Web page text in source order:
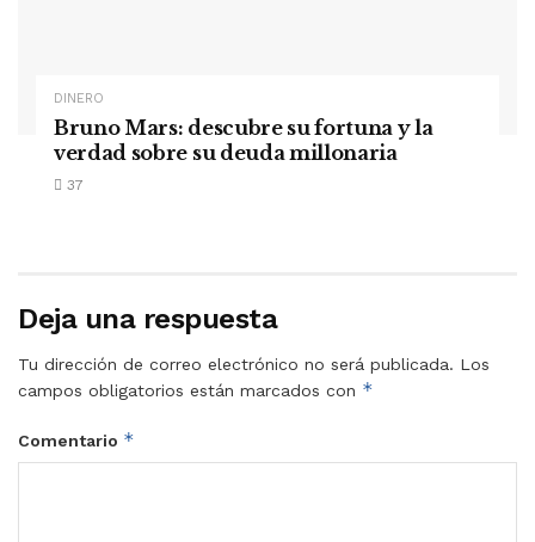
DINERO
Bruno Mars: descubre su fortuna y la
verdad sobre su deuda millonaria
37
Deja una respuesta
Tu dirección de correo electrónico no será publicada. Los
campos obligatorios están marcados con *
Comentario *